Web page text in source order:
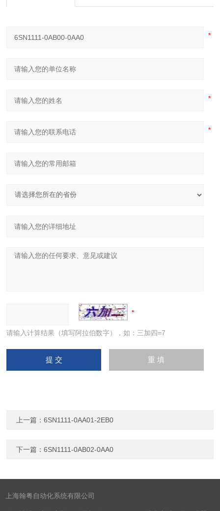
请输入计算结果（填写阿拉伯数字），如：三加四=7
上一篇：6SN1111-0AA01-2EB0
下一篇：6SN1111-0AB02-0AA0
上海翰粤自动化系统有限公司